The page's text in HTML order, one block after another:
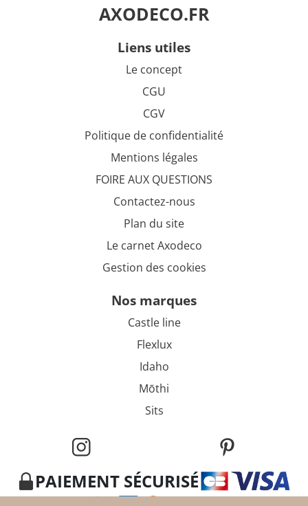
AXODECO.FR
liens utiles
Le concept
CGU
CGV
Politique de confidentialité
Mentions légales
FOIRE AUX QUESTIONS
Contactez-nous
Plan du site
Le carnet Axodeco
Gestion des cookies
nos marques
Castle line
Flexlux
Idaho
Mōthi
Sits
PAIEMENT SÉCURISÉ